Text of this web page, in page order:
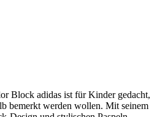
Block adidas ist für Kinder gedacht,
bemerkt werden wollen. Mit seinem